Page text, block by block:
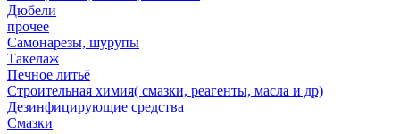
Дюбели
прочее
Самонарезы, шурупы
Такелаж
Печное литьё
Строительная химия( смазки, реагенты, масла и др)
Дезинфицирующие средства
Смазки